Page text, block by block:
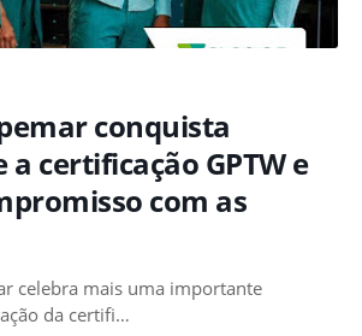
conquista
certificação GPTW e
com as
celebra mais uma importante
da certifi…